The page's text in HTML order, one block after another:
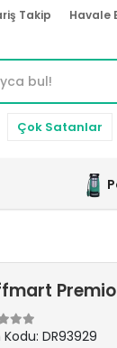
Takip Havale
Çok Satanlar
Kodu: DR93929